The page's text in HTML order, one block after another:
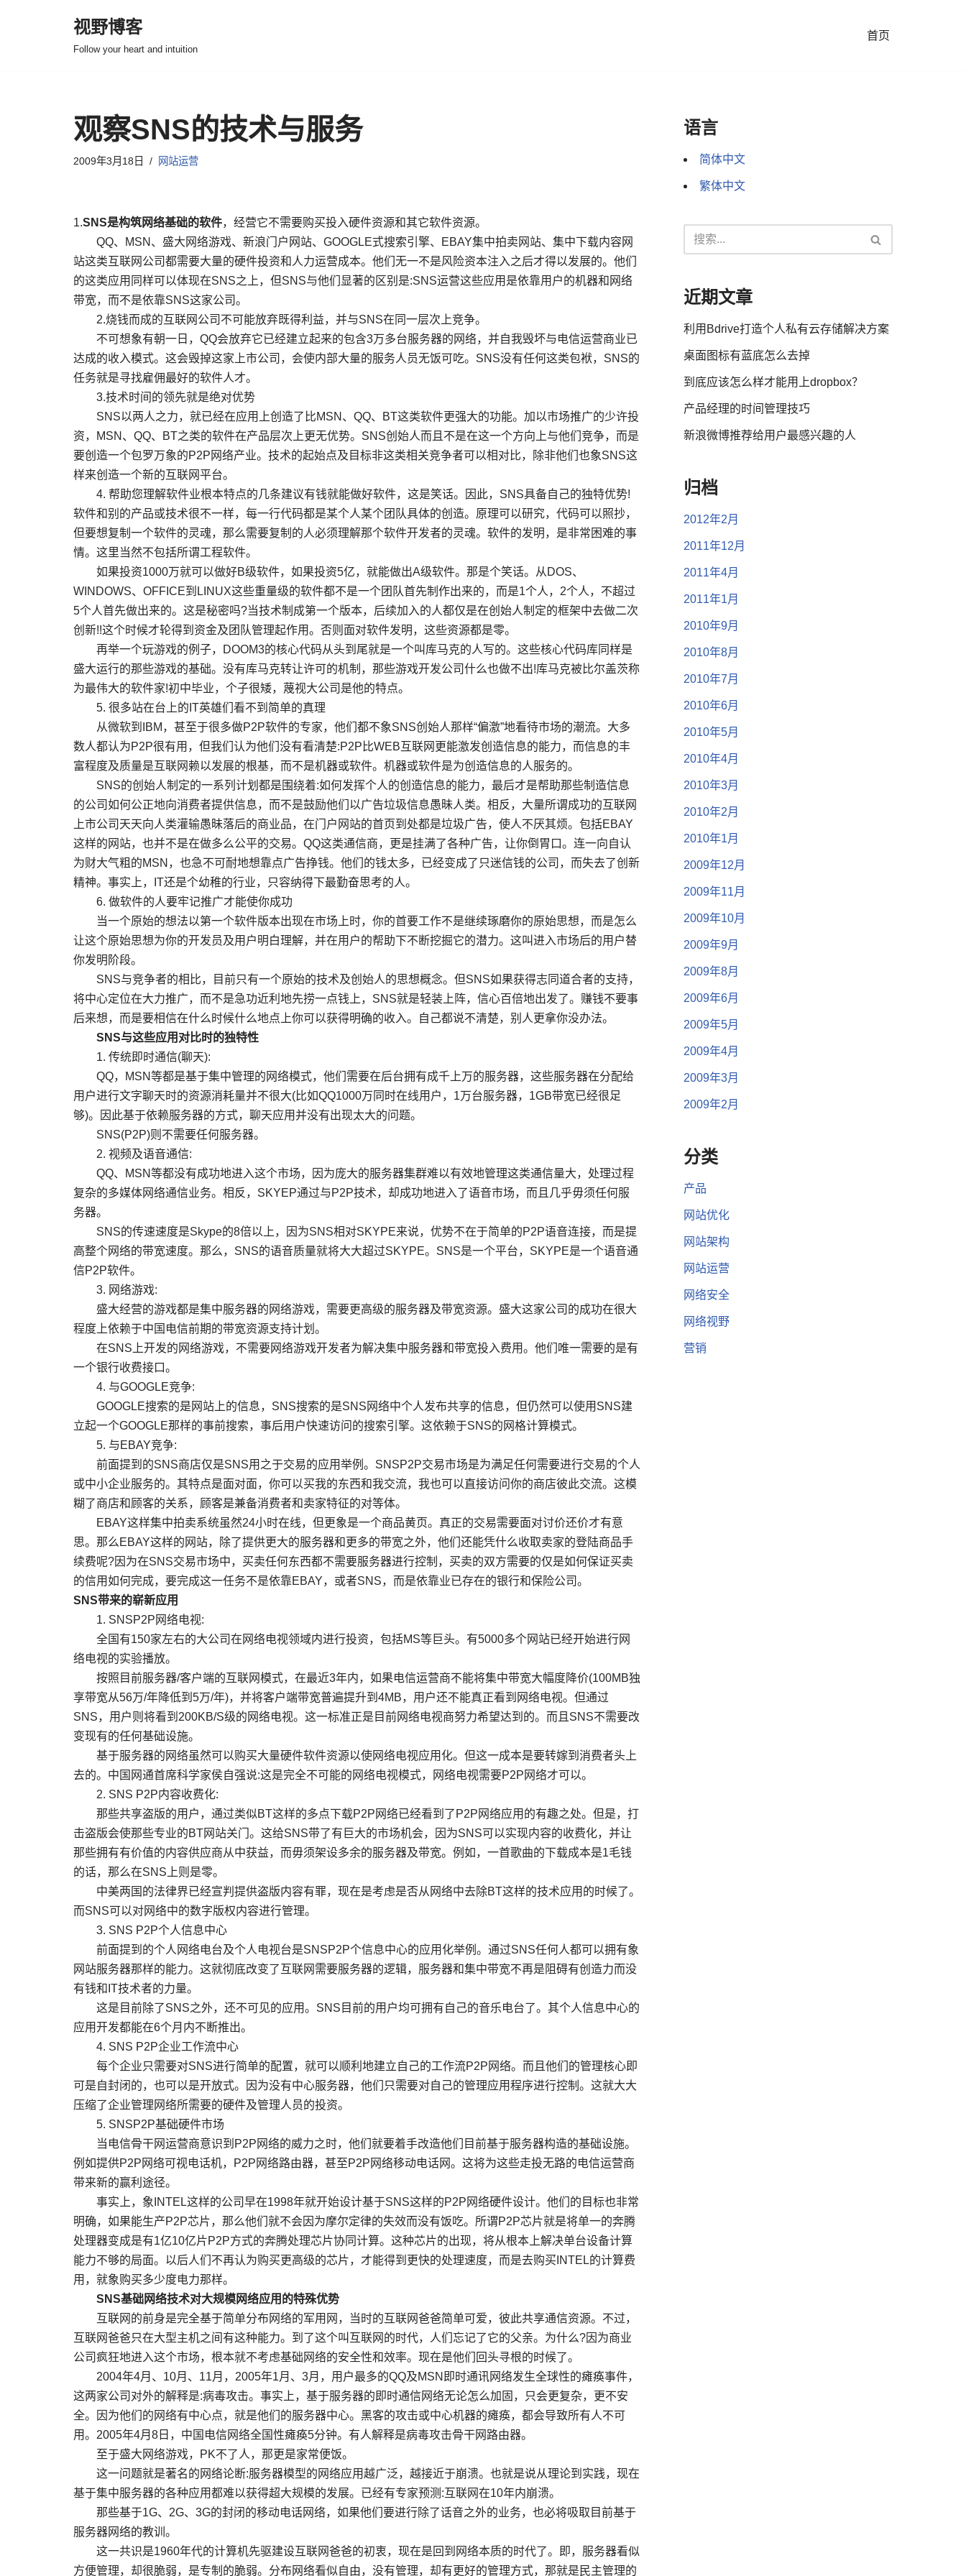
视野博客
Follow your heart and intuition
首页
观察SNS的技术与服务
2009年3月18日 网站运营
1.SNS是构筑网络基础的软件，经营它不需要购买投入硬件资源和其它软件资源。
QQ、MSN、盛大网络游戏、新浪门户网站、GOOGLE式搜索引擎、EBAY集中拍卖网站、集中下载内容网
站这类互联网公司都需要大量的硬件投资和人力运营成本。他们无一不是风险资本注入之后才得以发展的。他们
的这类应用同样可以体现在SNS之上，但SNS与他们显著的区别是:SNS运营这些应用是依靠用户的机器和网络
带宽，而不是依靠SNS这家公司。
2.烧钱而成的互联网公司不可能放弃既得利益，并与SNS在同一层次上竞争。
不可想象有朝一日，QQ会放弃它已经建立起来的包含3万多台服务器的网络，并自我毁坏与电信运营商业已
达成的收入模式。这会毁掉这家上市公司，会使内部大量的服务人员无饭可吃。SNS没有任何这类包袱，SNS的
任务就是寻找雇佣最好的软件人才。
3.技术时间的领先就是绝对优势
SNS以两人之力，就已经在应用上创造了比MSN、QQ、BT这类软件更强大的功能。加以市场推广的少许投
资，MSN、QQ、BT之类的软件在产品层次上更无优势。SNS创始人而且不是在这一个方向上与他们竞争，而是
要创造一个包罗万象的P2P网络产业。技术的起始点及目标非这类相关竞争者可以相对比，除非他们也象SNS这
样来创造一个新的互联网平台。
4. 帮助您理解软件业根本特点的几条建议有钱就能做好软件，这是笑话。因此，SNS具备自己的独特优势!
软件和别的产品或技术很不一样，每一行代码都是某个人某个团队具体的创造。原理可以研究，代码可以照抄，
但要想复制一个软件的灵魂，那么需要复制的人必须理解那个软件开发者的灵魂。软件的发明，是非常困难的事
情。这里当然不包括所谓工程软件。
如果投资1000万就可以做好B级软件，如果投资5亿，就能做出A级软件。那是个笑话。从DOS、
WINDOWS、OFFICE到LINUX这些重量级的软件都不是一个团队首先制作出来的，而是1个人，2个人，不超过
5个人首先做出来的。这是秘密吗?当技术制成第一个版本，后续加入的人都仅是在创始人制定的框架中去做二次
创新!!这个时候才轮得到资金及团队管理起作用。否则面对软件发明，这些资源都是零。
再举一个玩游戏的例子，DOOM3的核心代码从头到尾就是一个叫库马克的人写的。这些核心代码库同样是
盛大运行的那些游戏的基础。没有库马克转让许可的机制，那些游戏开发公司什么也做不出!库马克被比尔盖茨称
为最伟大的软件家!初中毕业，个子很矮，蔑视大公司是他的特点。
5. 很多站在台上的IT英雄们看不到简单的真理
从微软到IBM，甚至于很多做P2P软件的专家，他们都不象SNS创始人那样“偏激”地看待市场的潮流。大多
数人都认为P2P很有用，但我们认为他们没有看清楚:P2P比WEB互联网更能激发创造信息的能力，而信息的丰
富程度及质量是互联网赖以发展的根基，而不是机器或软件。机器或软件是为创造信息的人服务的。
SNS的创始人制定的一系列计划都是围绕着:如何发挥个人的创造信息的能力，最后才是帮助那些制造信息
的公司如何公正地向消费者提供信息，而不是鼓励他们以广告垃圾信息愚昧人类。相反，大量所谓成功的互联网
上市公司天天向人类灌输愚昧落后的商业品，在门户网站的首页到处都是垃圾广告，使人不厌其烦。包括EBAY
这样的网站，也并不是在做多么公平的交易。QQ这类通信商，更是挂满了各种广告，让你倒胃口。连一向自认
为财大气粗的MSN，也急不可耐地想靠点广告挣钱。他们的钱太多，已经变成了只迷信钱的公司，而失去了创新
精神。事实上，IT还是个幼稚的行业，只容纳得下最勤奋思考的人。
6. 做软件的人要牢记推广才能使你成功
当一个原始的想法以第一个软件版本出现在市场上时，你的首要工作不是继续琢磨你的原始思想，而是怎么
让这个原始思想为你的开发员及用户明白理解，并在用户的帮助下不断挖掘它的潜力。这叫进入市场后的用户替
你发明阶段。
SNS与竞争者的相比，目前只有一个原始的技术及创始人的思想概念。但SNS如果获得志同道合者的支持，
将中心定位在大力推广，而不是急功近利地先捞一点钱上，SNS就是轻装上阵，信心百倍地出发了。赚钱不要事
后来想，而是要相信在什么时候什么地点上你可以获得明确的收入。自己都说不清楚，别人更拿你没办法。
SNS与这些应用对比时的独特性
1. 传统即时通信(聊天):
QQ，MSN等都是基于集中管理的网络模式，他们需要在后台拥有成千上万的服务器，这些服务器在分配给
用户进行文字聊天时的资源消耗量并不很大(比如QQ1000万同时在线用户，1万台服务器，1GB带宽已经很足
够)。因此基于依赖服务器的方式，聊天应用并没有出现太大的问题。
SNS(P2P)则不需要任何服务器。
2. 视频及语音通信:
QQ、MSN等都没有成功地进入这个市场，因为庞大的服务器集群难以有效地管理这类通信量大，处理过程
复杂的多媒体网络通信业务。相反，SKYEP通过与P2P技术，却成功地进入了语音市场，而且几乎毋须任何服
务器。
SNS的传速速度是Skype的8倍以上，因为SNS相对SKYPE来说，优势不在于简单的P2P语音连接，而是提
高整个网络的带宽速度。那么，SNS的语音质量就将大大超过SKYPE。SNS是一个平台，SKYPE是一个语音通
信P2P软件。
3. 网络游戏:
盛大经营的游戏都是集中服务器的网络游戏，需要更高级的服务器及带宽资源。盛大这家公司的成功在很大
程度上依赖于中国电信前期的带宽资源支持计划。
在SNS上开发的网络游戏，不需要网络游戏开发者为解决集中服务器和带宽投入费用。他们唯一需要的是有
一个银行收费接口。
4. 与GOOGLE竞争:
GOOGLE搜索的是网站上的信息，SNS搜索的是SNS网络中个人发布共享的信息，但仍然可以使用SNS建
立起一个GOOGLE那样的事前搜索，事后用户快速访问的搜索引擎。这依赖于SNS的网格计算模式。
5. 与EBAY竞争:
前面提到的SNS商店仅是SNS用之于交易的应用举例。SNSP2P交易市场是为满足任何需要进行交易的个人
或中小企业服务的。其特点是面对面，你可以买我的东西和我交流，我也可以直接访问你的商店彼此交流。这模
糊了商店和顾客的关系，顾客是兼备消费者和卖家特征的对等体。
EBAY这样集中拍卖系统虽然24小时在线，但更象是一个商品黄页。真正的交易需要面对讨价还价才有意
思。那么EBAY这样的网站，除了提供更大的服务器和更多的带宽之外，他们还能凭什么收取卖家的登陆商品手
续费呢?因为在SNS交易市场中，买卖任何东西都不需要服务器进行控制，买卖的双方需要的仅是如何保证买卖
的信用如何完成，要完成这一任务不是依靠EBAY，或者SNS，而是依靠业已存在的银行和保险公司。
SNS带来的崭新应用
1. SNSP2P网络电视:
全国有150家左右的大公司在网络电视领域内进行投资，包括MS等巨头。有5000多个网站已经开始进行网
络电视的实验播放。
按照目前服务器/客户端的互联网模式，在最近3年内，如果电信运营商不能将集中带宽大幅度降价(100MB独
享带宽从56万/年降低到5万/年)，并将客户端带宽普遍提升到4MB，用户还不能真正看到网络电视。但通过
SNS，用户则将看到200KB/S级的网络电视。这一标准正是目前网络电视商努力希望达到的。而且SNS不需要改
变现有的任何基础设施。
基于服务器的网络虽然可以购买大量硬件软件资源以使网络电视应用化。但这一成本是要转嫁到消费者头上
去的。中国网通首席科学家侯自强说:这是完全不可能的网络电视模式，网络电视需要P2P网络才可以。
2. SNS P2P内容收费化:
那些共享盗版的用户，通过类似BT这样的多点下载P2P网络已经看到了P2P网络应用的有趣之处。但是，打
击盗版会使那些专业的BT网站关门。这给SNS带了有巨大的市场机会，因为SNS可以实现内容的收费化，并让
那些拥有有价值的内容供应商从中获益，而毋须架设多余的服务器及带宽。例如，一首歌曲的下载成本是1毛钱
的话，那么在SNS上则是零。
中美两国的法律界已经宣判提供盗版内容有罪，现在是考虑是否从网络中去除BT这样的技术应用的时候了。
而SNS可以对网络中的数字版权内容进行管理。
3. SNS P2P个人信息中心
前面提到的个人网络电台及个人电视台是SNSP2P个信息中心的应用化举例。通过SNS任何人都可以拥有象
网站服务器那样的能力。这就彻底改变了互联网需要服务器的逻辑，服务器和集中带宽不再是阻碍有创造力而没
有钱和IT技术者的力量。
这是目前除了SNS之外，还不可见的应用。SNS目前的用户均可拥有自己的音乐电台了。其个人信息中心的
应用开发都能在6个月内不断推出。
4. SNS P2P企业工作流中心
每个企业只需要对SNS进行简单的配置，就可以顺利地建立自己的工作流P2P网络。而且他们的管理核心即
可是自封闭的，也可以是开放式。因为没有中心服务器，他们只需要对自己的管理应用程序进行控制。这就大大
压缩了企业管理网络所需要的硬件及管理人员的投资。
5. SNSP2P基础硬件市场
当电信骨干网运营商意识到P2P网络的威力之时，他们就要着手改造他们目前基于服务器构造的基础设施。
例如提供P2P网络可视电话机，P2P网络路由器，甚至P2P网络移动电话网。这将为这些走投无路的电信运营商
带来新的赢利途径。
事实上，象INTEL这样的公司早在1998年就开始设计基于SNS这样的P2P网络硬件设计。他们的目标也非常
明确，如果能生产P2P芯片，那么他们就不会因为摩尔定律的失效而没有饭吃。所谓P2P芯片就是将单一的奔腾
处理器变成是有1亿10亿片P2P方式的奔腾处理芯片协同计算。这种芯片的出现，将从根本上解决单台设备计算
能力不够的局面。以后人们不再认为购买更高级的芯片，才能得到更快的处理速度，而是去购买INTEL的计算费
用，就象购买多少度电力那样。
SNS基础网络技术对大规模网络应用的特殊优势
互联网的前身是完全基于简单分布网络的军用网，当时的互联网爸爸简单可爱，彼此共享通信资源。不过，
互联网爸爸只在大型主机之间有这种能力。到了这个叫互联网的时代，人们忘记了它的父亲。为什么?因为商业
公司疯狂地进入这个市场，根本就不考虑基础网络的安全性和效率。现在是他们回头寻根的时候了。
2004年4月、10月、11月，2005年1月、3月，用户最多的QQ及MSN即时通讯网络发生全球性的瘫痪事件，
这两家公司对外的解释是:病毒攻击。事实上，基于服务器的即时通信网络无论怎么加固，只会更复杂，更不安
全。因为他们的网络有中心点，就是他们的服务器中心。黑客的攻击或中心机器的瘫痪，都会导致所有人不可
用。2005年4月8日，中国电信网络全国性瘫痪5分钟。有人解释是病毒攻击骨干网路由器。
至于盛大网络游戏，PK不了人，那更是家常便饭。
这一问题就是著名的网络论断:服务器模型的网络应用越广泛，越接近于崩溃。也就是说从理论到实践，现在
基于集中服务器的各种应用都难以获得超大规模的发展。已经有专家预测:互联网在10年内崩溃。
那些基于1G、2G、3G的封闭的移动电话网络，如果他们要进行除了话音之外的业务，也必将吸取目前基于
服务器网络的教训。
这一共识是1960年代的计算机先驱建设互联网爸爸的初衷，现在是回到网络本质的时代了。即，服务器看似
方便管理，却很脆弱，是专制的脆弱。分布网络看似自由，没有管理，却有更好的管理方式，那就是民主管理的
语言
简体中文
繁体中文
近期文章
利用Bdrive打造个人私有云存储解决方案
桌面图标有蓝底怎么去掉
到底应该怎么样才能用上dropbox？
产品经理的时间管理技巧
新浪微博推荐给用户最感兴趣的人
归档
2012年2月
2011年12月
2011年4月
2011年1月
2010年9月
2010年8月
2010年7月
2010年6月
2010年5月
2010年4月
2010年3月
2010年2月
2010年1月
2009年12月
2009年11月
2009年10月
2009年9月
2009年8月
2009年6月
2009年5月
2009年4月
2009年3月
2009年2月
分类
产品
网站优化
网站架构
网站运营
网络安全
网络视野
营销